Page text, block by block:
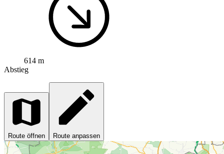
614 m
Abstieg
Route öffnen Route anpassen